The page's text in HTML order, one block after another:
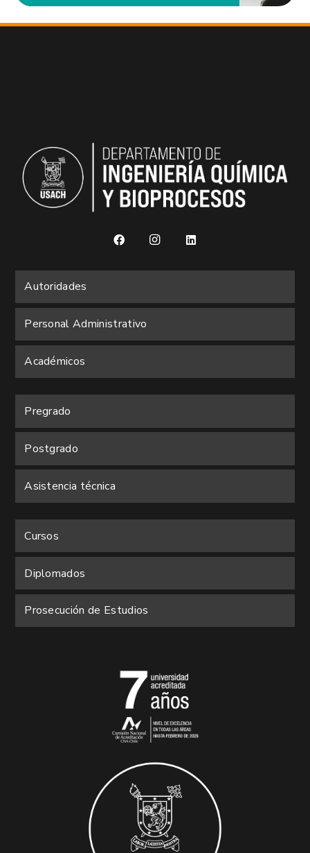
Autoridades
Personal Administrativo
Académicos
Pregrado
Postgrado
Asistencia técnica
Cursos
Diplomados
Prosecución de Estudios